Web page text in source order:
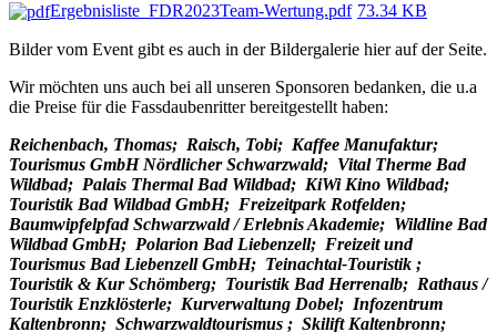
Ergebnisliste_FDR2023Team-Wertung.pdf 73.34 KB
Bilder vom Event gibt es auch in der Bildergalerie hier auf der Seite.
Wir möchten uns auch bei all unseren Sponsoren bedanken, die u.a
die Preise für die Fassdaubenritter bereitgestellt haben:
Reichenbach, Thomas; Raisch, Tobi; Kaffee Manufaktur;
Tourismus GmbH Nördlicher Schwarzwald; Vital Therme Bad
Wildbad; Palais Thermal Bad Wildbad; KiWi Kino Wildbad;
Touristik Bad Wildbad GmbH; Freizeitpark Rotfelden;
Baumwipfelpfad Schwarzwald / Erlebnis Akademie; Wildline Bad
Wildbad GmbH; Polarion Bad Liebenzell; Freizeit und
Tourismus Bad Liebenzell GmbH; Teinachtal-Touristik ;
Touristik & Kur Schömberg; Touristik Bad Herrenalb; Rathaus /
Touristik Enzklösterle; Kurverwaltung Dobel; Infozentrum
Kaltenbronn; Schwarzwaldtourismus ; Skilift Kaltenbronn;